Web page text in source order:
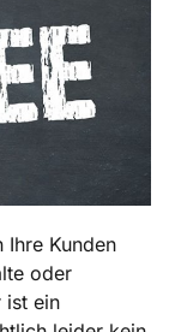
Ihre Kunden
oder
ist ein